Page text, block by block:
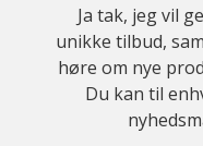
Ja tak, jeg vil
unikke tilbud,
høre om nye
Du kan til